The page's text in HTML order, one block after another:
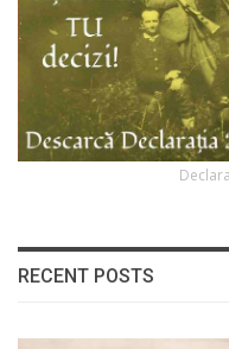
RECENT POSTS